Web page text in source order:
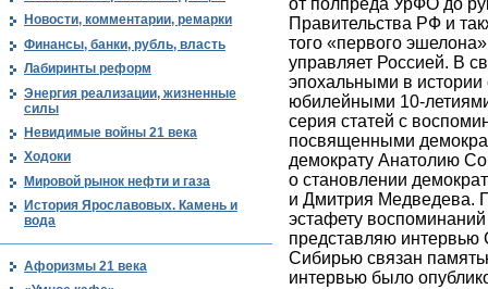
от полпреда УрФО до
Правительства РФ и
того «первого
управляет Россией. В
эпохальными в
юбилейными 10-
серия статей с
посвященными
демократу Анатолию
о становлении
и Дмитрия Медведева.
эстафету воспоминаний
представляю
Сибирью связан
интервью было
Новости, комментарии, ремарки
Финансы, банки, рубль, власть
Лабиринты реформ
Энергия реализации, жизненные
силы
Невидимые войны 21 века
Ходоки
Мировой рынок нефти и газа
История Ярославовых. Камень и
вода
Афоризмы 21 века